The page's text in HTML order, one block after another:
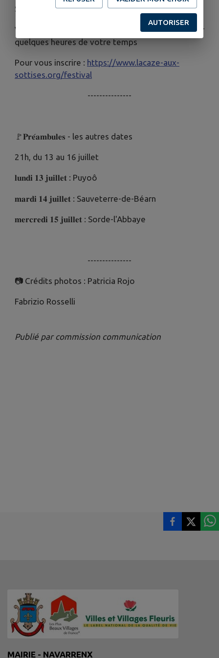
Sottises a besoin de vous !
Vous tenez au festival, soutenez le ! Venez donner
quelques heures de votre temps
Pour vous inscrire : https://www.lacaze-aux-
sottises.org/festival
---------------
🚩𝐏𝐫𝐞́𝐚𝐦𝐛𝐮𝐥𝐞𝐬 - les autres dates
21h, du 13 au 16 juillet
𝐥𝐮𝐧𝐝𝐢 𝟏𝟑 𝐣𝐮𝐢𝐥𝐥𝐞𝐭 : Puyoô
𝐦𝐚𝐫𝐝𝐢 𝟏𝟒 𝐣𝐮𝐢𝐥𝐥𝐞𝐭 : Sauveterre-de-Béarn
𝐦𝐞𝐫𝐜𝐫𝐞𝐝𝐢 𝟏𝟓 𝐣𝐮𝐢𝐥𝐥𝐞𝐭 : Sorde-l'Abbaye
---------------
📷 Crédits photos : Patricia Rojo
Fabrizio Rosselli
Publié par commission communication
MAIRIE - NAVARRENX
AUTORISER